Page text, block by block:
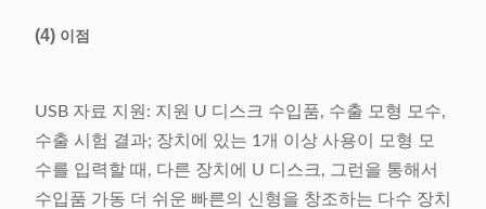
(4) 이점
USB 자료 지원: 지원 U 디스크 수입품, 수출 모형 모수,
수출 시험 결과; 장치에 있는 1개 이상 사용이 모형 모
수를 입력할 때, 다른 장치에 U 디스크, 그런을 통해서
수입품 가동 더 쉬운 빠른의 신형을 창조하는 다수 장치